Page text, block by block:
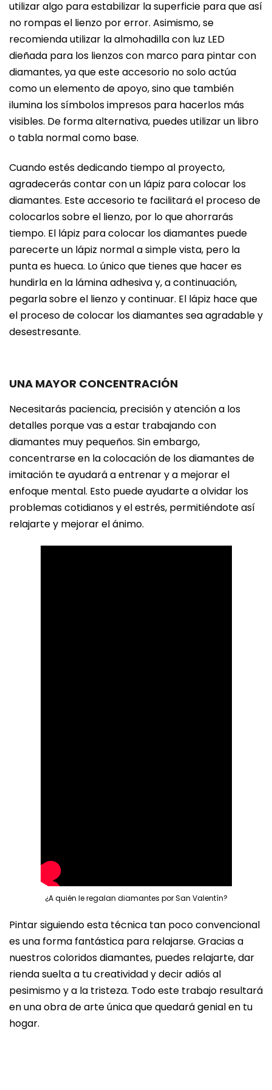
utilizar algo para estabilizar la superficie para que así
no rompas el lienzo por error. Asimismo, se
recomienda utilizar la almohadilla con luz LED
dieñada para los lienzos con marco para pintar con
diamantes, ya que este accesorio no solo actúa
como un elemento de apoyo, sino que también
ilumina los símbolos impresos para hacerlos más
visibles. De forma alternativa, puedes utilizar un libro
o tabla normal como base.
Cuando estés dedicando tiempo al proyecto,
agradecerás contar con un lápiz para colocar los
diamantes. Este accesorio te facilitará el proceso de
colocarlos sobre el lienzo, por lo que ahorrarás
tiempo. El lápiz para colocar los diamantes puede
parecerte un lápiz normal a simple vista, pero la
punta es hueca. Lo único que tienes que hacer es
hundirla en la lámina adhesiva y, a continuación,
pegarla sobre el lienzo y continuar. El lápiz hace que
el proceso de colocar los diamantes sea agradable y
desestresante.
UNA MAYOR CONCENTRACIÓN
Necesitarás paciencia, precisión y atención a los
detalles porque vas a estar trabajando con
diamantes muy pequeños. Sin embargo,
concentrarse en la colocación de los diamantes de
imitación te ayudará a entrenar y a mejorar el
enfoque mental. Esto puede ayudarte a olvidar los
problemas cotidianos y el estrés, permitiéndote así
relajarte y mejorar el ánimo.
¿A quién le regalan diamantes por San Valentín?
Pintar siguiendo esta técnica tan poco convencional
es una forma fantástica para relajarse. Gracias a
nuestros coloridos diamantes, puedes relajarte, dar
rienda suelta a tu creatividad y decir adiós al
pesimismo y a la tristeza. Todo este trabajo resultará
en una obra de arte única que quedará genial en tu
hogar.